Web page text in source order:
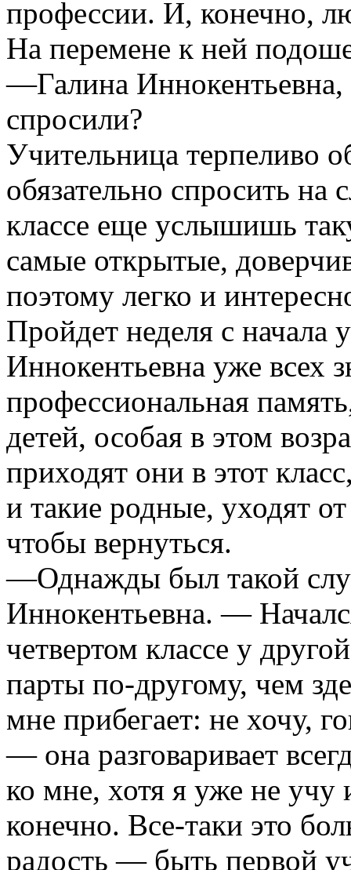
профессии. И, конечно,
На перемене к ней
—Галина
спросили?
Учительница терпеливо
обязательно спросить
классе еще услышишь
самые открытые,
поэтому легко и
Пройдет неделя с начала
Иннокентьевна уже всех
профессиональная
детей, особая в этом
приходят они в этот
и такие родные, уходят
чтобы вернуться.
—Однажды был такой
Иннокентьевна. —
четвертом классе у
парты по-другому, чем
мне прибегает: не хочу,
— она разговаривает
ко мне, хотя я уже не
конечно. Все-таки это
радость — быть первой